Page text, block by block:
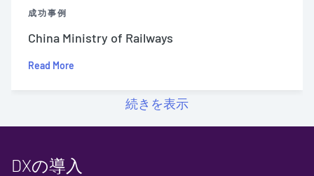
成功事例
China Ministry of Railways
Read More
続きを表示
DXの導入